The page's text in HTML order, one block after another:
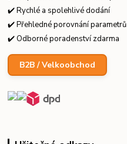
✔️ Rychlé a spolehlivé dodání
✔️ Přehledné porovnání parametrů
✔️ Odborné poradenství zdarma
B2B / Velkoobchod